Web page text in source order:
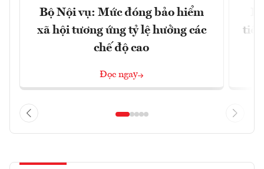
Bộ Nội vụ: Mức đóng bảo hiểm
xã hội tương ứng tỷ lệ hưởng các
chế độ cao
Đọc ngay